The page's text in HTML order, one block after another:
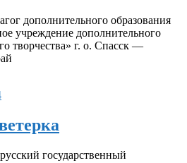
дополнительного образования
учреждение дополнительного
творчества» г. о. Спасск —
государственный